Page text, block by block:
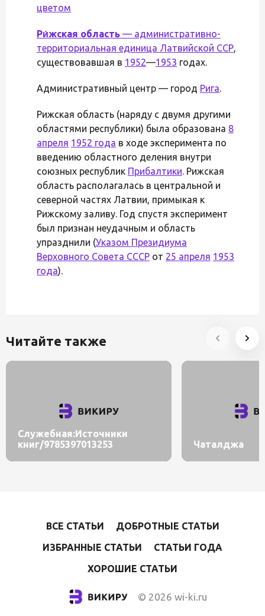
цветом
Ри́жская область — административно-
территориальная единица Латвийской ССР,
существовавшая в 1952—1953 годах.
Административный центр — город Рига.
Рижская область (наряду с двумя другими
областями республики) была образована 8
апреля 1952 года в ходе эксперимента по
введению областного деления внутри
союзных республик Прибалтики. Рижская
область располагалась в центральной и
северной частях Латвии, примыкая к
Рижскому заливу. Год спустя эксперимент
был признан неудачным и область
упразднили (Указом Президиума
Верховного Совета СССР от 25 апреля 1953
года).
Читайте также
Служебная:Источники
книг/9785397013253
Чаталджа
ВСЕ СТАТЬИ
ДОБРОТНЫЕ СТАТЬИ
ИЗБРАННЫЕ СТАТЬИ
СТАТЬИ ГОДА
ХОРОШИЕ СТАТЬИ
© 2026 wi-ki.ru